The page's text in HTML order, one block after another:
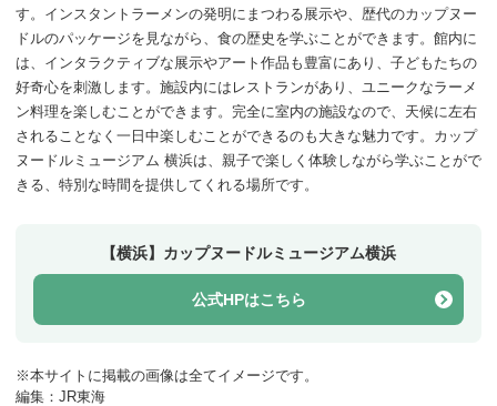
す。インスタントラーメンの発明にまつわる展示や、歴代のカップヌー
ドルのパッケージを見ながら、食の歴史を学ぶことができます。館内に
は、インタラクティブな展示やアート作品も豊富にあり、子どもたちの
好奇心を刺激します。施設内にはレストランがあり、ユニークなラーメ
ン料理を楽しむことができます。完全に室内の施設なので、天候に左右
されることなく一日中楽しむことができるのも大きな魅力です。カップ
ヌードルミュージアム 横浜は、親子で楽しく体験しながら学ぶことがで
きる、特別な時間を提供してくれる場所です。
【横浜】カップヌードルミュージアム横浜
公式HPはこちら
※本サイトに掲載の画像は全てイメージです。
編集：JR東海